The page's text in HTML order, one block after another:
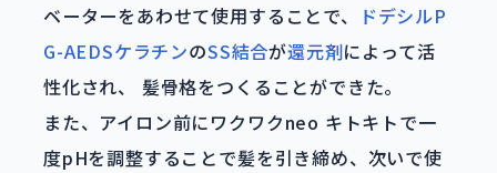
ベーターをあわせて使用することで、
ドデシルP
G-AEDSケラチンのSS結合が還元剤によって活
性化され、 髪骨格をつくることができた。
また、アイロン前にワクワクneo キトキトで一
度pHを調整することで髪を引き締め、次いで使